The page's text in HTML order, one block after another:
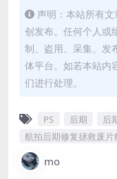
声明：本站所有
创发布。任何个人或
制、盗用、采集、发
体平台。如若本站内
们进行处理。
PS 后期 后
航拍后期修复拯救废片
mo